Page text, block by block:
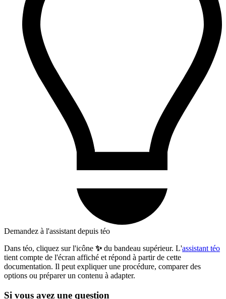
Demandez à l'assistant depuis téo
Dans téo, cliquez sur l'icône ✨du bandeau supérieur. L'assistant téo
tient compte de l'écran affiché et répond à partir de cette
documentation. Il peut expliquer une procédure, comparer des
options ou préparer un contenu à adapter.
Si vous avez une question